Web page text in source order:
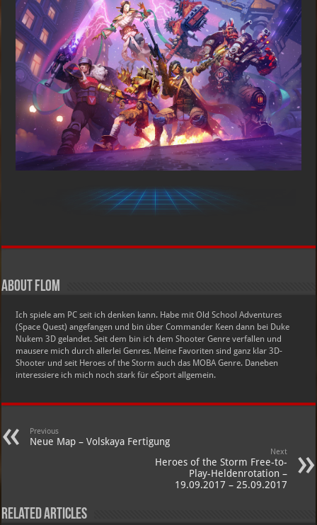
About Flom
Ich spiele am PC seit ich denken kann. Habe mit Old School Adventures
(Space Quest) angefangen und bin über Commander Keen dann bei Duke
Nukem 3D gelandet. Seit dem bin ich dem Shooter Genre verfallen und
mausere mich durch allerlei Genres. Meine Favoriten sind ganz klar 3D-
Shooter und seit Heroes of the Storm auch das MOBA Genre. Daneben
interessiere ich mich noch stark für eSport allgemein.
Previous
Neue Map – Volskaya Fertigung
Next
Heroes of the Storm Free-to-
Play-Heldenrotation –
19.09.2017 – 25.09.2017
Related Articles